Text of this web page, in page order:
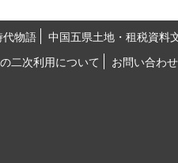
物語
中国五県土地・租税資料
二次利用について
お問い合わせ